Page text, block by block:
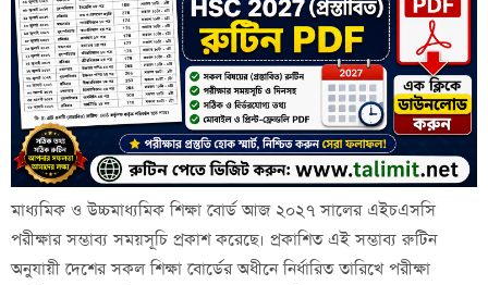
মাধ্যমিক ও উচ্চমাধ্যমিক শিক্ষা বোর্ড আজ ২০২৭ সালের এইচএসসি
পরীক্ষার সম্ভাব্য সময়সূচি প্রকাশ করেছে। প্রকাশিত এই সম্ভাব্য রুটিন
অনুযায়ী দেশের সকল শিক্ষা বোর্ডের অধীনে নির্ধারিত তারিখে পরীক্ষা